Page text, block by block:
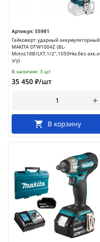
Артикул: 55981
Гайковерт ударный аккумуляторный
MAKITA DTW1004Z (BL-
Motor,18В/LXT,1/2",1050Нм,без акк.и
з/у)
В наличии: 3 шт
35 450 ₽/шт
В корзину